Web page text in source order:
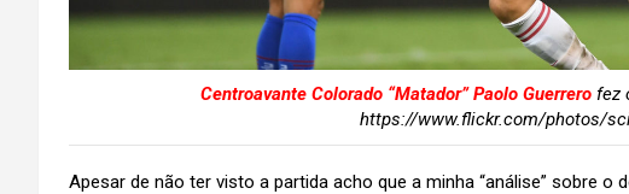
Centroavante Colorado “Matador” Paolo Guerrero fez
https://www.flickr.com/photos/
Apesar de não ter visto a partida acho que a minha “análise” sobre o